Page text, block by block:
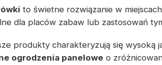
to świetne rozwiązanie w
dla placów zabaw lub zastosowań
produkty charakteryzują się wysoką
ogrodzenia panelowe o